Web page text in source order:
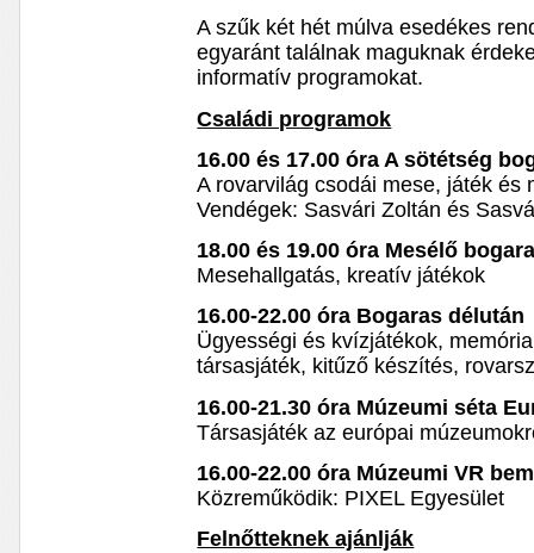
A szűk két hét múlva esedékes
egyaránt találnak maguknak
informatív programokat.
Családi programok
16.00 és 17.00 óra A sötétség
A rovarvilág csodái mese, játék és
Vendégek: Sasvári Zoltán és
18.00 és 19.00 óra Mesélő
Mesehallgatás, kreatív játékok
16.00-22.00 óra Bogaras délután
Ügyességi és kvízjátékok,
társasjáték, kitűző készítés,
16.00-21.30 óra Múzeumi séta
Társasjáték az európai
16.00-22.00 óra Múzeumi VR
Közreműködik: PIXEL Egyesület
Felnőtteknek ajánlják